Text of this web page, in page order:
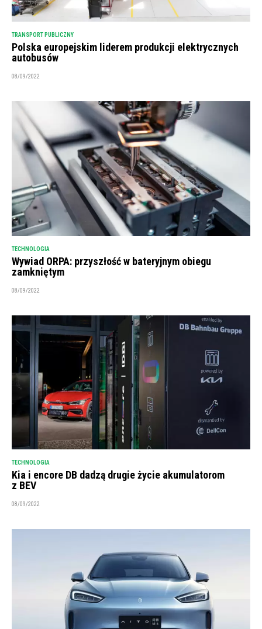
TRANSPORT PUBLICZNY
Polska europejskim liderem produkcji elektrycznych
autobusów
08/09/2022
TECHNOLOGIA
Wywiad ORPA: przyszłość w bateryjnym obiegu
zamkniętym
08/09/2022
TECHNOLOGIA
Kia i encore DB dadzą drugie życie akumulatorom
z BEV
08/09/2022